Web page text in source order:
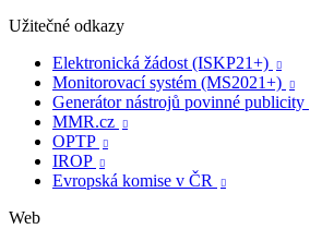
Užitečné odkazy
Elektronická žádost (ISKP21+)

Monitorovací systém (MS2021+) 
Generátor nástrojů povinné publicity
MMR.cz 
OPTP 
IROP 
Evropská komise v ČR 
Web